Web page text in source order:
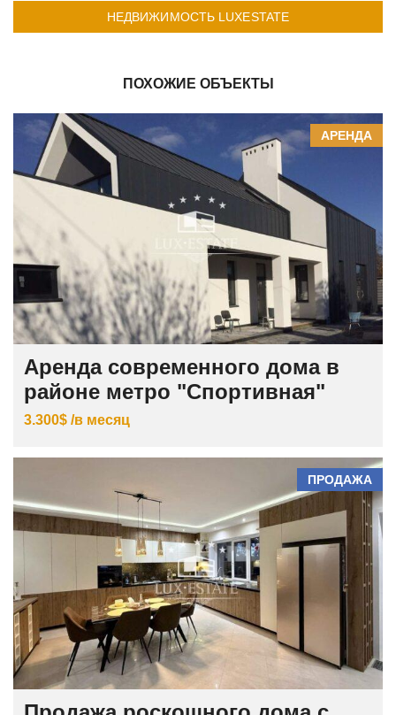
НЕДВИЖИМОСТЬ LUXESTATE
ПОХОЖИЕ ОБЪЕКТЫ
АРЕНДА
Аренда современного дома в
районе метро "Спортивная"
3.300$ /в месяц
ПРОДАЖА